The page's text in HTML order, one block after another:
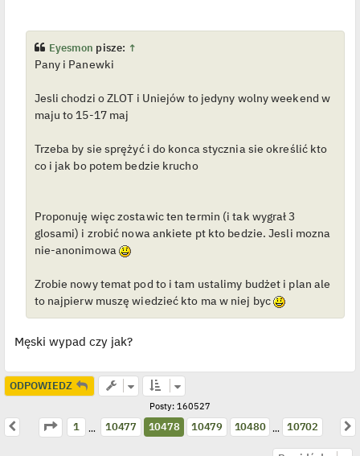
s
i
e
t
l
j
e
d
c
y
t
Eyesmon pisze: ↑
Pany i Panewki
Jesli chodzi o ZLOT i Uniejów to jedyny wolny weekend w
maju to 15-17 maj
Trzeba by sie sprężyć i do konca stycznia sie określić kto
co i jak bo potem bedzie krucho
Proponuję więc zostawic ten termin (i tak wygrał 3
glosami) i zrobić nowa ankiete pt kto bedzie. Jesli mozna
nie-anonimowa
Zrobie nowy temat pod to i tam ustalimy budżet i plan ale
to najpierw muszę wiedzieć kto ma w niej byc
Męski wypad czy jak?
ODPOWIEDZ
Posty: 160527
Strona 10478z10702
Poprzednia 1 … 10477 10478 10479 10480 … 10702